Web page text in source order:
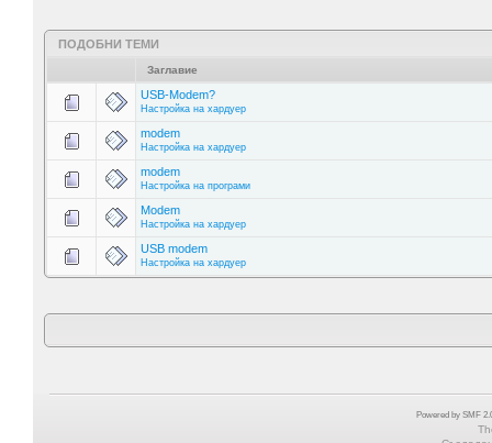
ПОДОБНИ ТЕМИ
Заглавие
USB-Modem?
Настройка на хардуер
modem
Настройка на хардуер
modem
Настройка на програми
Modem
Настройка на хардуер
USB modem
Настройка на хардуер
Powered by SMF